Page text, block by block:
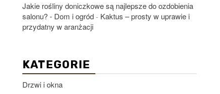
Jakie rośliny doniczkowe są najlepsze do ozdobienia
salonu? - Dom i ogród - Kaktus – prosty w uprawie i
przydatny w aranżacji
KATEGORIE
Drzwi i okna